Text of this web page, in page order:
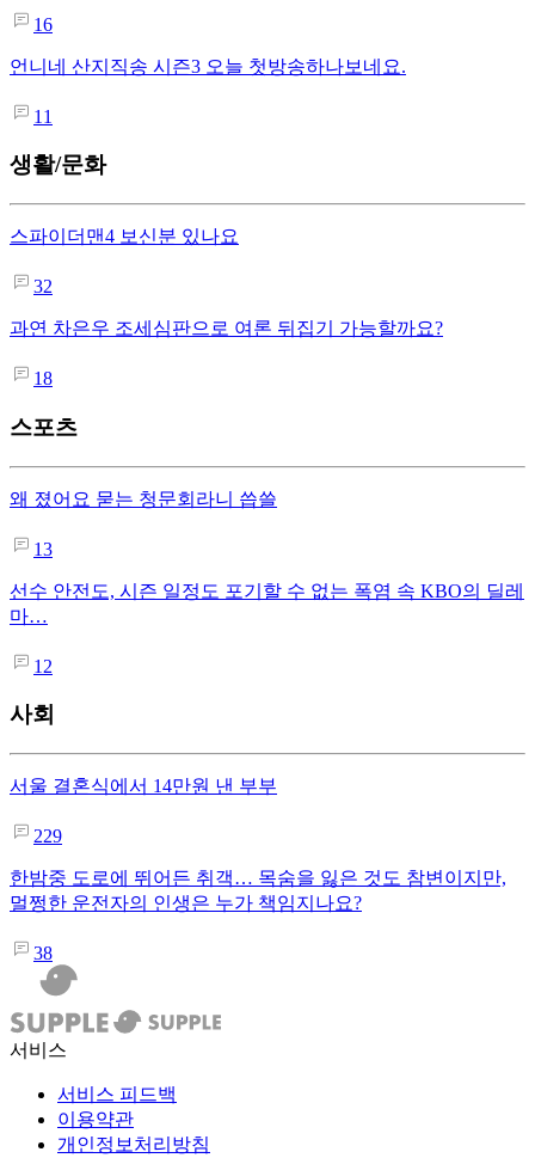
16
언니네 산지직송 시즌3 오늘 첫방송하나보네요.
11
생활/문화
스파이더맨4 보신분 있나요
32
과연 차은우 조세심판으로 여론 뒤집기 가능할까요?
18
스포츠
왜 졌어요 묻는 청문회라니 씁쓸
13
선수 안전도, 시즌 일정도 포기할 수 없는 폭염 속 KBO의 딜레
마…
12
사회
서울 결혼식에서 14만원 낸 부부
229
한밤중 도로에 뛰어든 취객… 목숨을 잃은 것도 참변이지만,
멀쩡한 운전자의 인생은 누가 책임지나요?
38
서비스
서비스 피드백
이용약관
개인정보처리방침